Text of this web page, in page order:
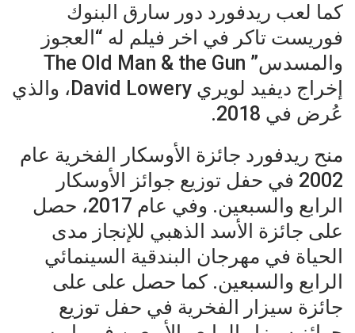
كما لعب ريدفورد دور سارق البنوك
فوريست تاكر في اخر فيلم له “العجوز
والمسدس” The Old Man & the Gun
إخراج ديفيد لويري David Lowery، والذي
عُرض في 2018.
منح ريدفورد جائزة الأوسكار الفخرية عام
2002 في حفل توزيع جوائز الأوسكار
الرابع والسبعين. وفي عام 2017، حصل
على جائزة الأسد الذهبي للإنجاز مدى
الحياة في مهرجان البندقية السينمائي
الرابع والسبعين. كما حصل على على
جائزة سيزار الفخرية في حفل توزيع